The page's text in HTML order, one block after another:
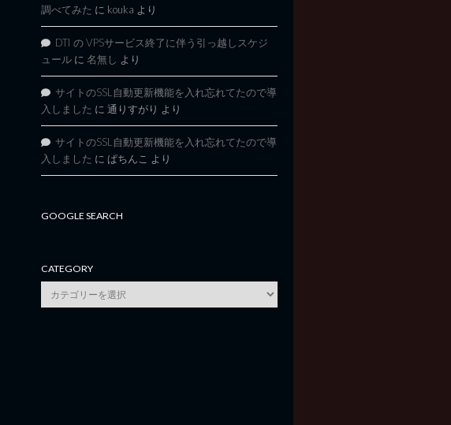
調べてみた に kouka より
DTI の VPSサービス終了に伴う引っ越しスケジ
ュール に 名無し より
サイトのSSL自動更新機能を入れ忘れてたので導
入しました に 通りすがり より
サイトのSSL自動更新機能を入れ忘れてたので導
入しました に ぱちんこ より
GOOGLE SEARCH
CATEGORY
category